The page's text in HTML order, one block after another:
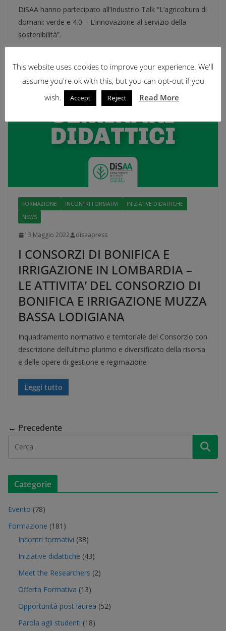
DiSAA hanno partecipato all’Industrio Talk “L’agricoltura di
domani: verde e 4.0 – L’innovazione al servizio della
sostenibilità”.
FORMAZIONE INCONTRI FORMATIVI
INIZIATIVE DIDATTICHE
NEWS
13 Maggio 2022 disaapress
I CONSORZI DI BONIFICA E
IRRIGAZIONE IN LOMBARDIA –
LE ATTIVITA’ DEL CONSORZIO DI
BONIFICA E IRRIGAZIONE MUZZA
BASSA LODIGIANA
Inquadramento normativo e territoriale del Consorzio con
descrizione dell’ultimo plurimo e diversificato della risorsa
e delle opere di gestione e regimazione
Leggi tutto
← Precedente
Categorie
Evento (78)
Formazione (181)
Incontri formativi (38)
Iniziative didattiche (43)
Meet the Researchers (2)
Offerta Formativa (13)
Opportunità post laurea (52)
Parola agli studenti (18)
This website uses cookies to improve your experience. We'll
assume you're ok with this, but you can opt-out if you
wish.
Accept Reject Read More